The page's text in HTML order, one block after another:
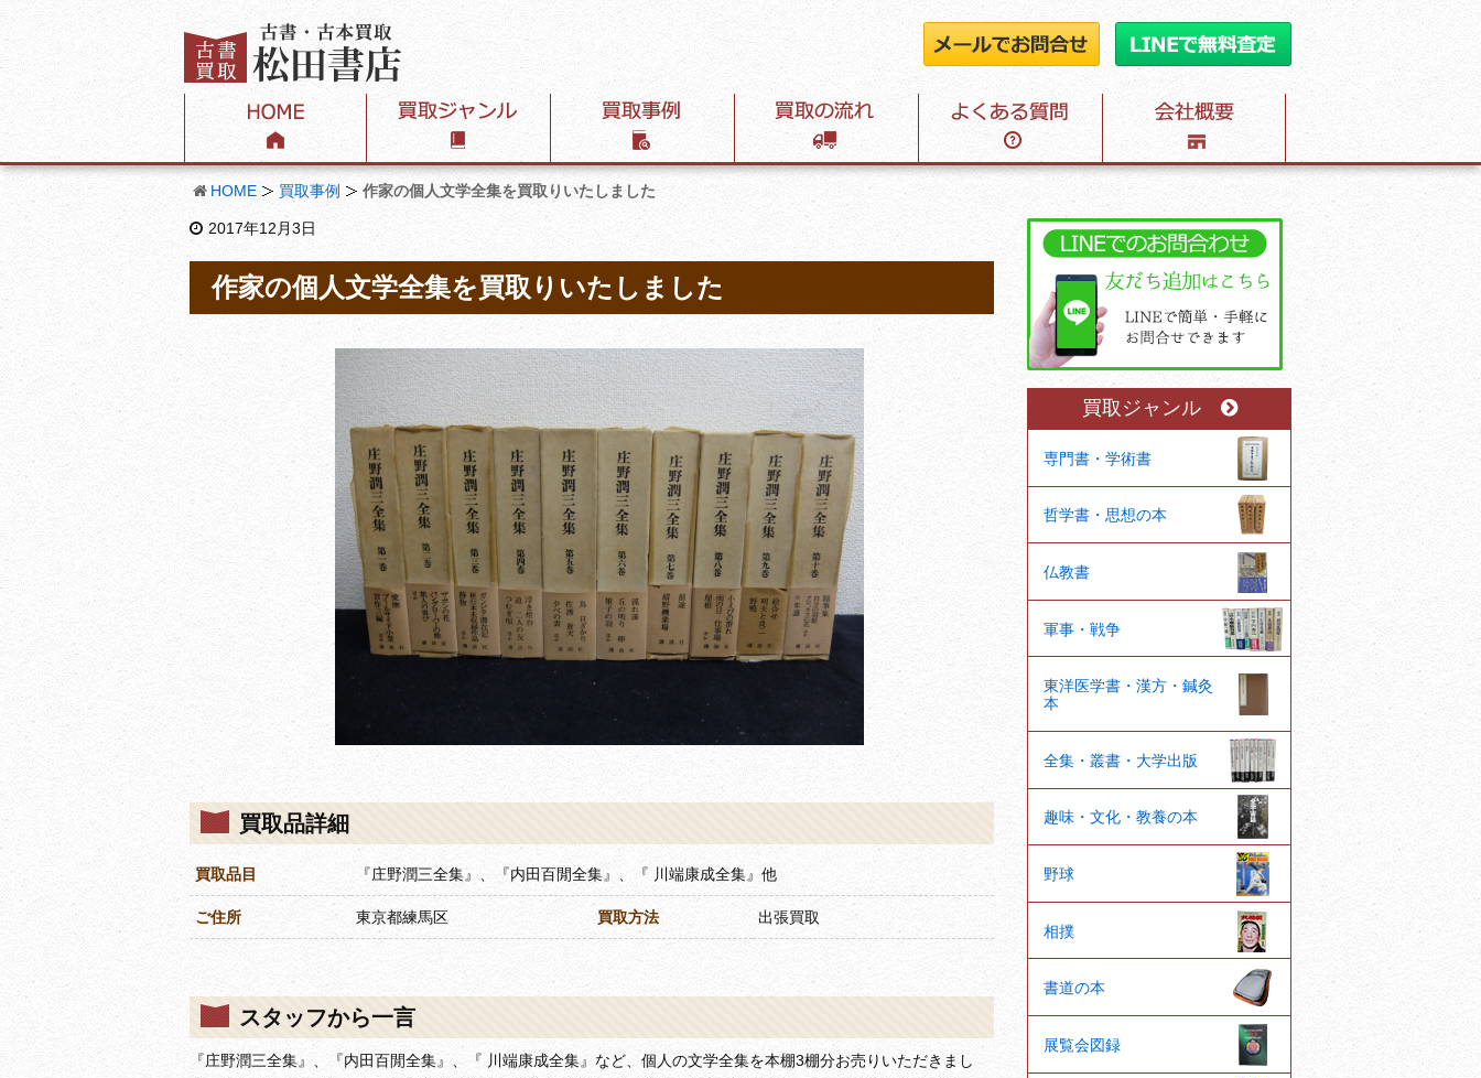
HOME 買取事例 作家の個人文学全集を買取りいたしました
2017年12月3日
作家の個人文学全集を買取りいたしました
買取品詳細
買取品目 『庄野潤三全集』、『内田百閒全集』、『 川端康成全集』他
ご住所 東京都練馬区 買取方法 出張買取
スタッフから一言
『庄野潤三全集』、『内田百閒全集』、『 川端康成全集』など、個人の文学全集を本棚3棚分お売りいただきまし
買取ジャンル
専門書・学術書
哲学書・思想の本
仏教書
軍事・戦争
東洋医学書・漢方・鍼灸
本
全集・叢書・大学出版
趣味・文化・教養の本
野球
相撲
書道の本
展覧会図録